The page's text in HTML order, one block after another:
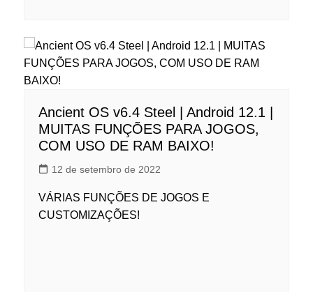
Ancient OS v6.4 Steel | Android 12.1 |
MUITAS FUNÇÕES PARA JOGOS,
COM USO DE RAM BAIXO!
12 de setembro de 2022
VÁRIAS FUNÇÕES DE JOGOS E
CUSTOMIZAÇÕES!